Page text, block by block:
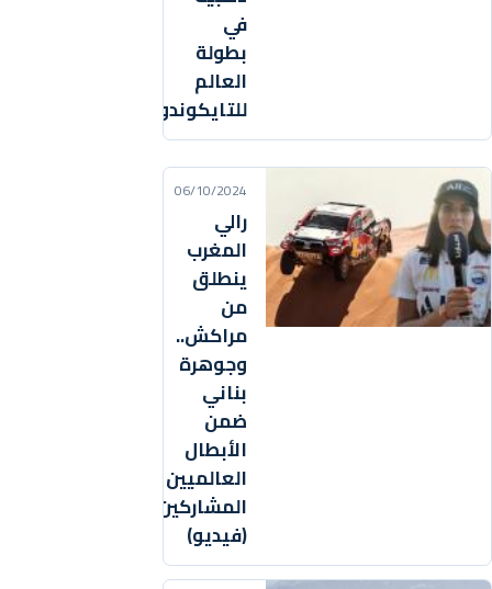
في
بطولة
العالم
للتايكوندو
06/10/2024
رالي
المغرب
ينطلق
من
مراكش..
وجوهرة
بناني
ضمن
الأبطال
العالميين
المشاركين
(فيديو)